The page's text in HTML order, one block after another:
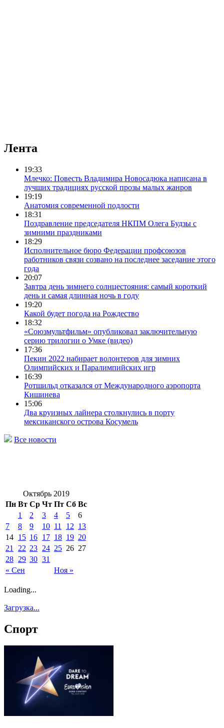
Лента
19:33
Млечко: Повесть Владимира Новосадюка написана в
лучших традициях русской прозы малых жанров
19:19
Анатомия современной подлости
18:31
Поздравление председателя НКПМ Олега Будзы с
зимними праздниками
18:29
Исполнительное бюро Федерации профсоюзов
работников связи созвано на последнее заседание этого
года
20:07
Завтра день зимнего солнцестояния: самый короткий
день и самая длинная ночь в году
19:20
Какой будет погода на Рождество
18:32
«Союзмультфильм» опубликовал заключительную
серию трилогии о Умке (видео)
17:36
Пекин 2022 набирает волонтеров для зимних
Олимпийских и Паралимпийских игр
16:39
Ротшильд отказался от Международного аэропорта
Кишинева
15:06
Два круизных лайнера столкнулись в порту
мексиканского острова Косумель
Все новости
Октябрь 2019
Пн Вт Ср Чт Пт Сб Вс
« Сен Ноя »
1 2 3 4 5
6
7
8 9 10 11 12 13
14 15 16 17 18 19 20
21
22 23 24 25 26 27
28 29 30 31
Loading...
Загрузка...
Спорт